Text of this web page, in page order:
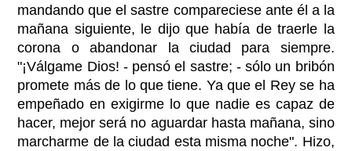
mandando que el sastre compareciese ante él a la
mañana siguiente, le dijo que había de traerle la
corona o abandonar la ciudad para siempre.
"¡Válgame Dios! - pensó el sastre; - sólo un bribón
promete más de lo que tiene. Ya que el Rey se ha
empeñado en exigirme lo que nadie es capaz de
hacer, mejor será no aguardar hasta mañana, sino
marcharme de la ciudad esta misma noche". Hizo,